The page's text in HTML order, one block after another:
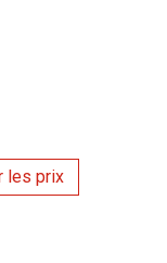
les prix